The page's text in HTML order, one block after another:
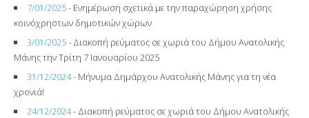
7/01/2025- Ενημέρωση σχετικά με την παραχώρηση χρήσης
κοινόχρηστων δημοτικών χώρων
3/01/2025- Διακοπή ρεύματος σε χωριά του Δήμου Ανατολικής
Μάνης την Τρίτη 7 Ιανουαρίου 2025
31/12/2024- Μήνυμα Δημάρχου Ανατολικής Μάνης για τη νέα
χρονιά!
24/12/2024- Διακοπή ρεύματος σε χωριά του Δήμου Ανατολικής